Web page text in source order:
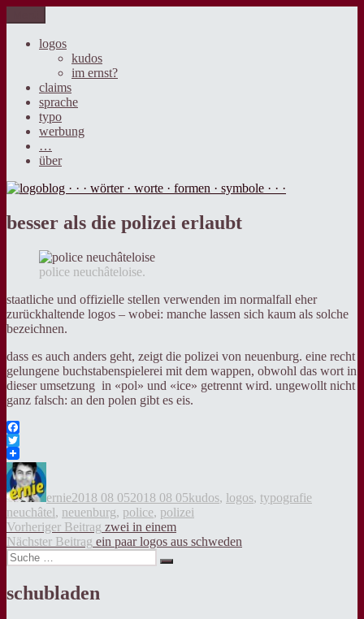
Inhalt
springen
logoblog · · · wörter · worte · formen · symbole · · ·
der blog über sprache, design und werbung.
logos
kudos
im ernst?
claims
sprache
typo
werbung
…
über
besser als die polizei erlaubt
police neuchâteloise.
staatliche und offizielle stellen verwenden im normalfall eher
zurückhaltende logos – wobei: manche lassen sich kaum als solche
bezeichnen.
dass es auch anders geht, zeigt die polizei von neuenburg. eine recht
gelungene buchstabenspielerei mit dem wappen, obwohl das wort in
dieser umsetzung in «pol» und «ice» getrennt wird. ungewollt nicht
ganz falsch: an den polen gibt es eis.
Facebook
Twitter
ernie2018 08 052018 08 05kudos, logos, typografie
neuchâtel, neuenburg, police, polizei
Beitragsnavigation
Vorheriger Beitrag Vorheriger
Beitrag:
zwei in einem
Nächster Beitrag Nächster
Beitrag:
ein paar logos aus schweden
Suche
nach:
Suche
schubladen